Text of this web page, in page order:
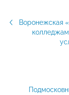
Воронежская